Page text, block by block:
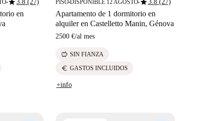
■star3.8 (27)
en
PISO■DISPONIBLE 12 AGOSTO■star3.8 (27)
Apartamento de 1 dormitorio en
alquiler en Castelletto Manin, Génova
2500 €/al mes
savings SIN FIANZA
euro GASTOS INCLUIDOS
+info